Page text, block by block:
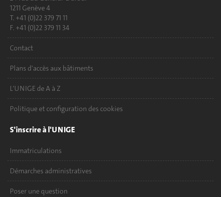
1211 Genève 4
T. +41 (0)22 379 71 11
F. +41 (0)22 379 11 34
Contact
Plans d'accès aux bâtiments
L'UNIGE de A à Z
Politique et configuration des cookies
S'inscrire à l'UNIGE
Immatriculations
Démarches administratives
Poser une question